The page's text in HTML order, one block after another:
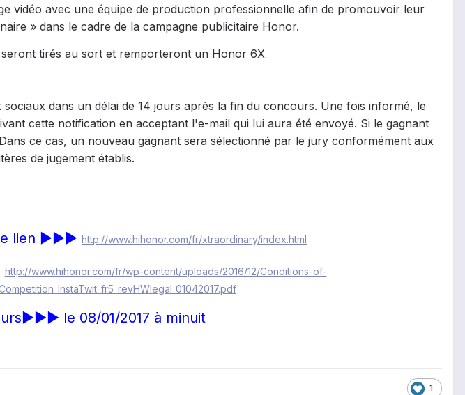
vidéo avec une équipe de production professionnelle afin de promouvoir leur
» dans le cadre de la campagne publicitaire Honor.
tirés au sort et remporteront un Honor 6X.
dans un délai de 14 jours après la fin du concours. Une fois informé, le
cette notification en acceptant l'e-mail qui lui aura été envoyé. Si le gagnant
ce cas, un nouveau gagnant sera sélectionné par le jury conformément aux
de jugement établis.
le lien ►►► http://www.hihonor.com/fr/xtraordinary/index.html
http://www.hihonor.com/fr/wp-content/uploads/2016/12/Conditions-of-
le 08/01/2017 à minuit
1